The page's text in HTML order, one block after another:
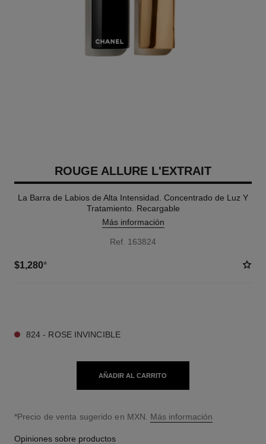
ROUGE ALLURE L'EXTRAIT
La Barra de Labios de Alta Intensidad. Concentrado de Luz Y
Tratamiento. Recargable
Más información
Ref. 163824
$1,280*
824 - ROSE INVINCIBLE
AÑADIR AL CARRITO
↩
*Precio de venta sugerido en MXN. Más información
Opiniones sobre productos